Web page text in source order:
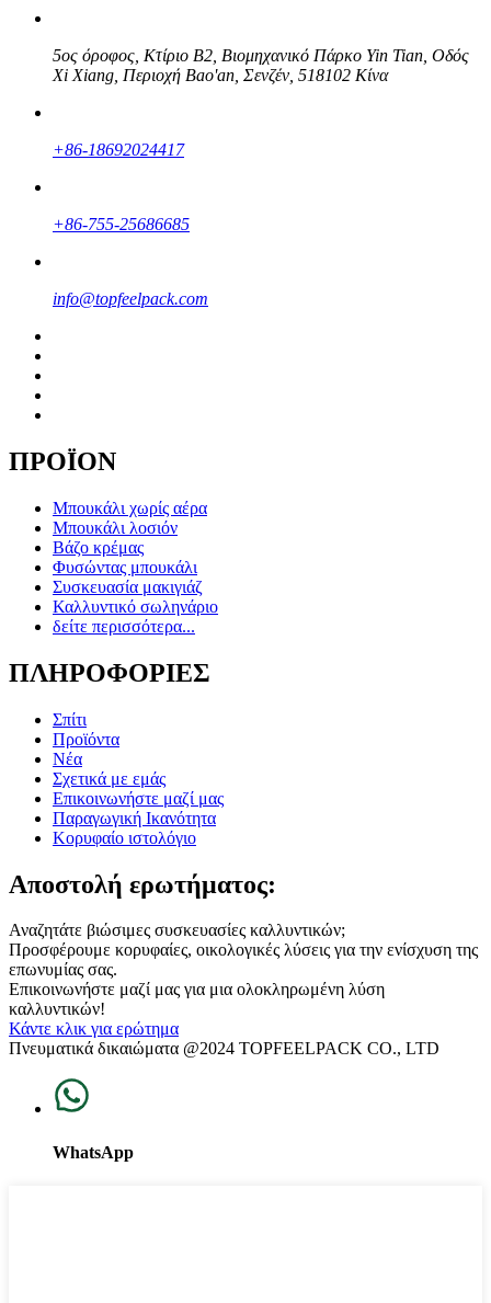
5ος όροφος, Κτίριο B2, Βιομηχανικό Πάρκο Yin Tian, ​​Οδός
Xi Xiang, Περιοχή Bao'an, Σενζέν, 518102 Κίνα
+86-18692024417
+86-755-25686685
info@topfeelpack.com
ΠΡΟΪΟΝ
Μπουκάλι χωρίς αέρα
Μπουκάλι λοσιόν
Βάζο κρέμας
Φυσώντας μπουκάλι
Συσκευασία μακιγιάζ
Καλλυντικό σωληνάριο
δείτε περισσότερα...
ΠΛΗΡΟΦΟΡΙΕΣ
Σπίτι
Προϊόντα
Νέα
Σχετικά με εμάς
Επικοινωνήστε μαζί μας
Παραγωγική Ικανότητα
Κορυφαίο ιστολόγιο
Αποστολή ερωτήματος:
Αναζητάτε βιώσιμες συσκευασίες καλλυντικών;
Προσφέρουμε κορυφαίες, οικολογικές λύσεις για την ενίσχυση της
επωνυμίας σας.
Επικοινωνήστε μαζί μας για μια ολοκληρωμένη λύση
καλλυντικών!
Κάντε κλικ για ερώτημα
Πνευματικά δικαιώματα @2024 TOPFEELPACK CO., LTD
WhatsApp